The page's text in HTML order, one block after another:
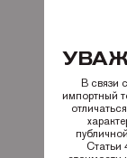
В связи
импортный